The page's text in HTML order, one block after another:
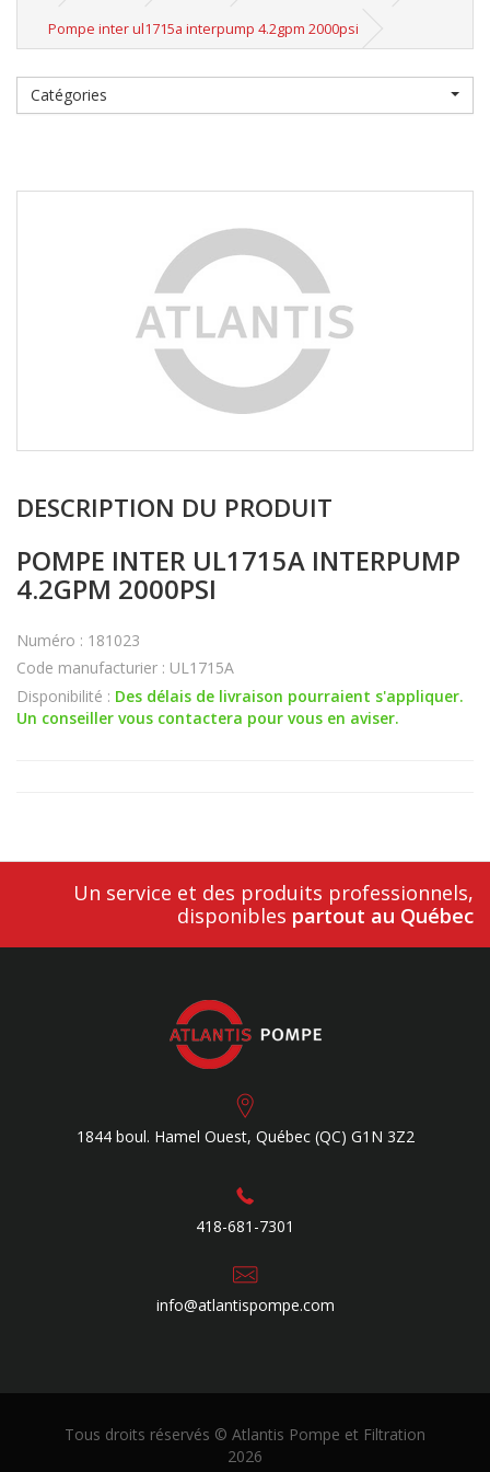
Pompe inter ul1715a interpump 4.2gpm 2000psi
Catégories
DESCRIPTION DU PRODUIT
POMPE INTER UL1715A INTERPUMP
4.2GPM 2000PSI
Numéro : 181023
Code manufacturier : UL1715A
Disponibilité : Des délais de livraison pourraient s'appliquer.
Un conseiller vous contactera pour vous en aviser.
Un service et des produits professionnels,
disponibles partout au Québec
1844 boul. Hamel Ouest, Québec (QC) G1N 3Z2
418-681-7301
info@atlantispompe.com
Tous droits réservés © Atlantis Pompe et Filtration
2026